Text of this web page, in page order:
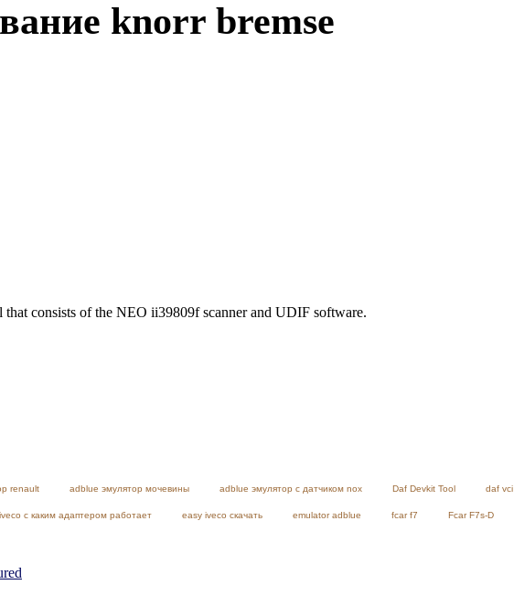
knorr bremse
consists of the NEO ii39809f scanner and UDIF software.
renault adblue эмулятор мочевины adblue эмулятор с датчиком nox Daf Devkit Tool daf vci
с каким адаптером работает easy iveco скачать emulator adblue fcar f7 Fcar F7s-D